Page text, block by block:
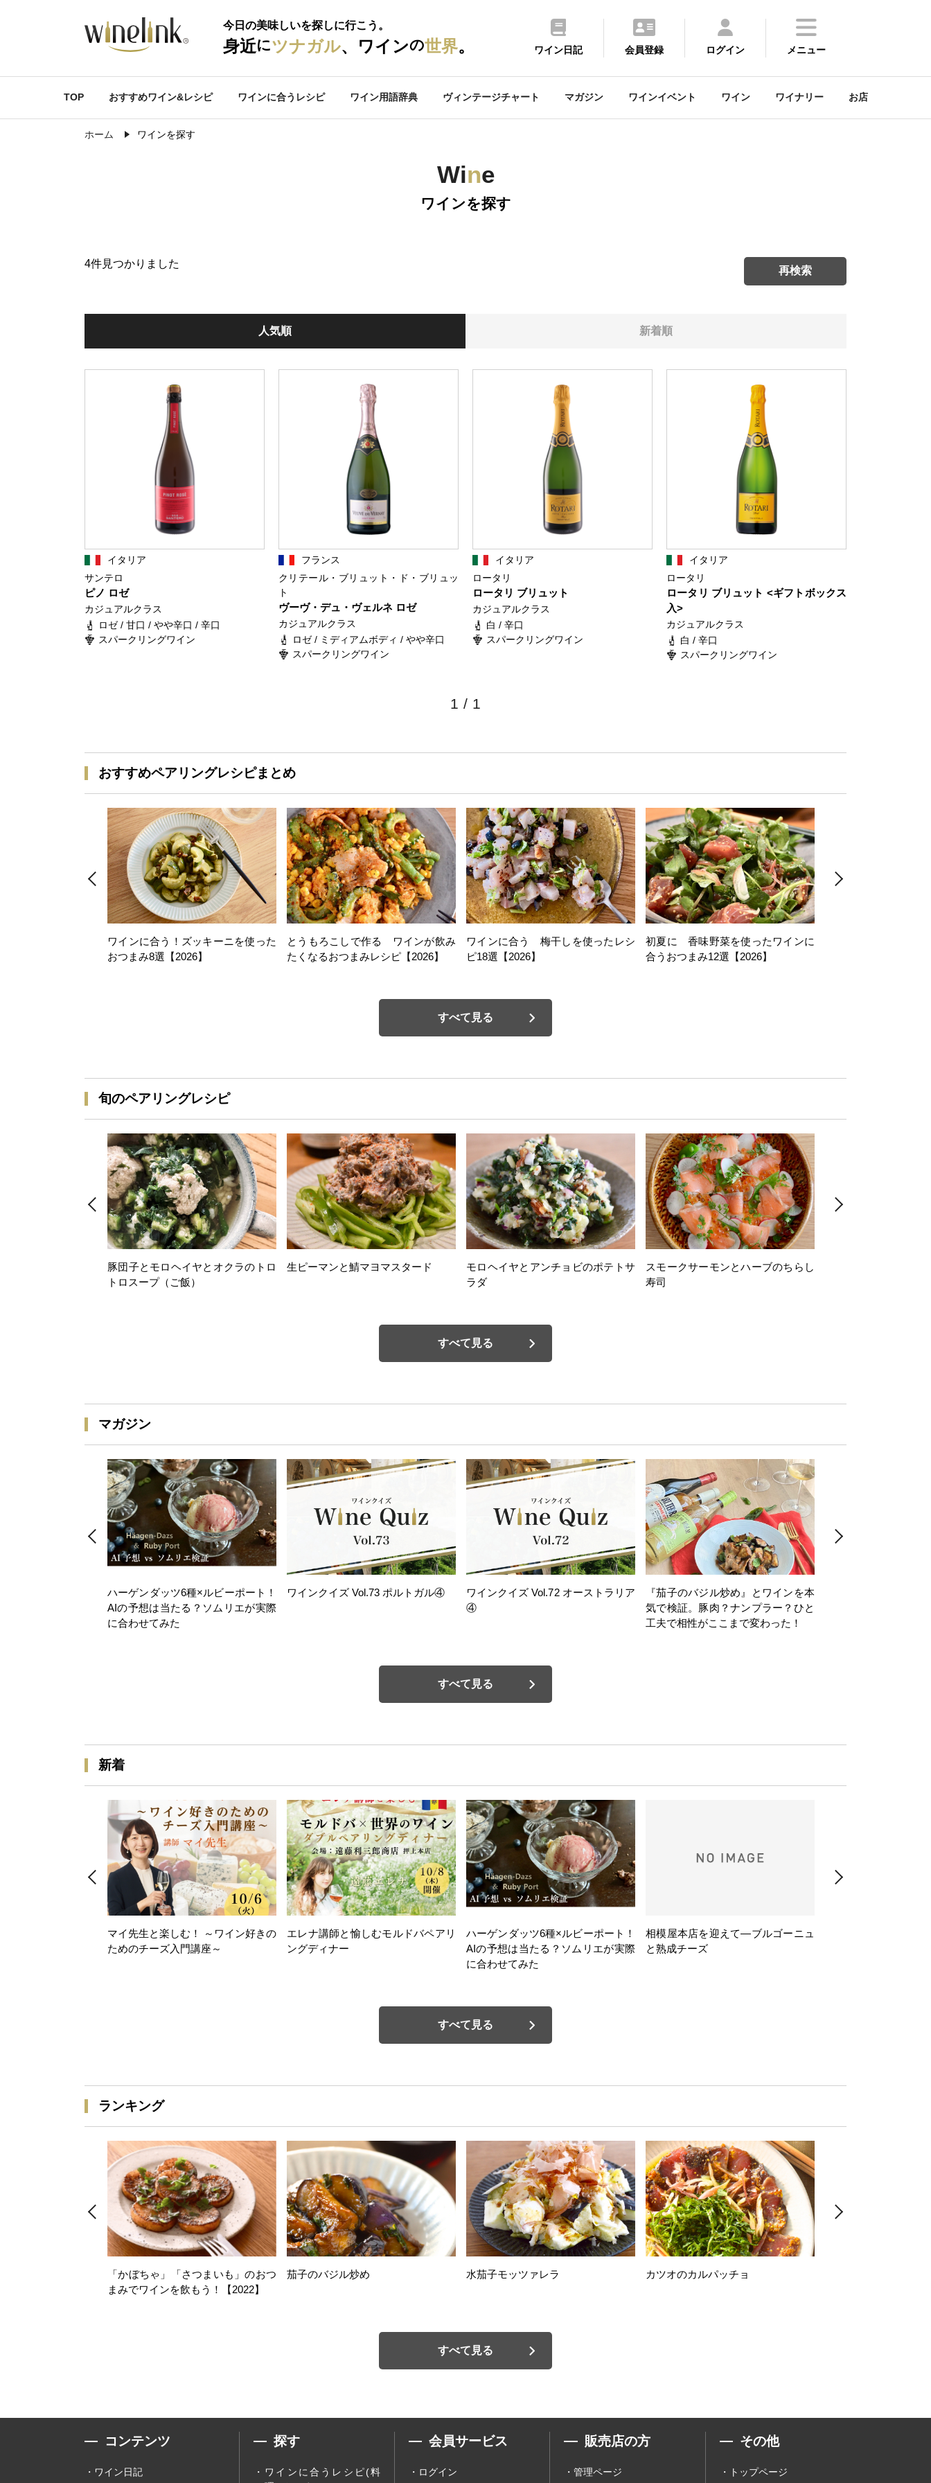
今日の美味しいを探しに行こう。
身近にツナガル、ワインの世界。 ワイン日記 会員登録 ログイン メニュー
TOP おすすめワイン&レシピ ワインに合うレシピ ワイン用語辞典 ヴィンテージチャート マガジン ワインイベント ワイン ワイナリー お店
ホーム ワインを探す
Wine
ワインを探す
4件見つかりました
再検索
人気順 新着順
イタリア
サンテロ
ピノ ロゼ
カジュアルクラス
ロゼ / 甘口 / やや辛口 / 辛口
スパークリングワイン
フランス
クリテール・ブリュット・ド・ブリュッ
ト
ヴーヴ・デュ・ヴェルネ ロゼ
カジュアルクラス
ロゼ / ミディアムボディ / やや辛口
スパークリングワイン
イタリア
ロータリ
ロータリ ブリュット
カジュアルクラス
白 / 辛口
スパークリングワイン
イタリア
ロータリ
ロータリ ブリュット <ギフトボックス
入>
カジュアルクラス
白 / 辛口
スパークリングワイン
1 / 1
おすすめペアリングレシピまとめ
ワインに合う！ズッキーニを使った
おつまみ8選【2026】
とうもろこしで作る ワインが飲み
たくなるおつまみレシピ【2026】
ワインに合う 梅干しを使ったレシ
ピ18選【2026】
初夏に 香味野菜を使ったワインに
合うおつまみ12選【2026】
すべて見る
旬のペアリングレシピ
豚団子とモロヘイヤとオクラのトロ
トロスープ（ご飯）
生ピーマンと鯖マヨマスタード
モロヘイヤとアンチョビのポテトサ
ラダ
スモークサーモンとハーブのちらし
寿司
すべて見る
マガジン
ハーゲンダッツ6種×ルビーポート！
AIの予想は当たる？ソムリエが実際
に合わせてみた
ワインクイズ Vol.73 ポルトガル④
ワインクイズ Vol.72 オーストラリア
④
『茄子のバジル炒め』とワインを本
気で検証。豚肉？ナンプラー？ひと
工夫で相性がここまで変わった！
すべて見る
新着
マイ先生と楽しむ！ ～ワイン好きの
ためのチーズ入門講座～
エレナ講師と愉しむモルドバペアリ
ングディナー
ハーゲンダッツ6種×ルビーポート！
AIの予想は当たる？ソムリエが実際
に合わせてみた
相模屋本店を迎えて―ブルゴーニュ
と熟成チーズ
すべて見る
ランキング
「かぼちゃ」「さつまいも」のおつ
まみでワインを飲もう！【2022】
茄子のバジル炒め 水茄子モッツァレラ カツオのカルパッチョ
すべて見る
コンテンツ
ワイン日記
探す
ワインに合うレシピ(料
会員サービス
ログイン
販売店の方
管理ページ
その他
トップページ